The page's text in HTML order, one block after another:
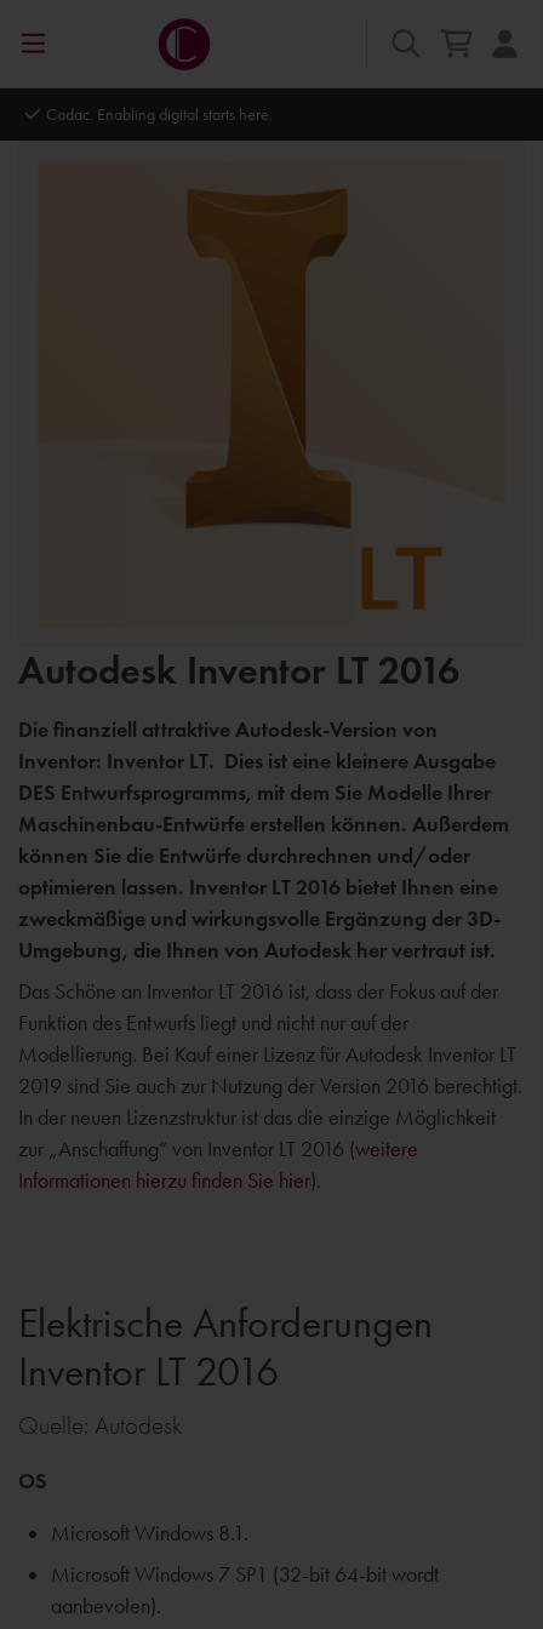
Cadac. Enabling digital starts here.
Autodesk Inventor LT 2016
Die finanziell attraktive Autodesk-Version von
Inventor: Inventor LT. Dies ist eine kleinere Ausgabe
DES Entwurfsprogramms, mit dem Sie Modelle Ihrer
Maschinenbau-Entwürfe erstellen können. Außerdem
können Sie die Entwürfe durchrechnen und/oder
optimieren lassen. Inventor LT 2016 bietet Ihnen eine
zweckmäßige und wirkungsvolle Ergänzung der 3D-
Umgebung, die Ihnen von Autodesk her vertraut ist.
Das Schöne an Inventor LT 2016 ist, dass der Fokus auf der
Funktion des Entwurfs liegt und nicht nur auf der
Modellierung. Bei Kauf einer Lizenz für Autodesk Inventor LT
2019 sind Sie auch zur Nutzung der Version 2016 berechtigt.
In der neuen Lizenzstruktur ist das die einzige Möglichkeit
zur „Anschaffung“ von Inventor LT 2016 (weitere
Informationen hierzu finden Sie hier).
Elektrische Anforderungen
Inventor LT 2016
Quelle: Autodesk
OS
Microsoft Windows 8.1.
Microsoft Windows 7 SP1 (32-bit 64-bit wordt
aanbevolen).